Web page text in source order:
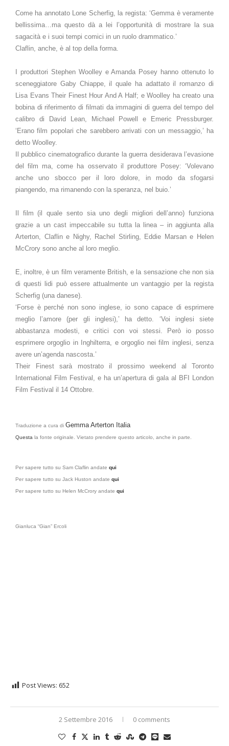
Come ha annotato Lone Scherfig, la regista: ‘Gemma è veramente
bellissima…ma questo dà a lei l’opportunità di mostrare la sua
sagacità e i suoi tempi comici in un ruolo drammatico.’
Claflin, anche, è al top della forma.
I produttori Stephen Woolley e Amanda Posey hanno ottenuto lo
sceneggiatore Gaby Chiappe, il quale ha adattato il romanzo di
Lisa Evans Their Finest Hour And A Half; e Woolley ha creato una
bobina di riferimento di filmati da immagini di guerra del tempo del
calibro di David Lean, Michael Powell e Emeric Pressburger.
‘Erano film popolari che sarebbero arrivati con un messaggio,’ ha
detto Woolley.
Il pubblico cinematografico durante la guerra desiderava l’evasione
del film ma, come ha osservato il produttore Posey: ‘Volevano
anche uno sbocco per il loro dolore, in modo da sfogarsi
piangendo, ma rimanendo con la speranza, nel buio.’
Il film (il quale sento sia uno degli migliori dell’anno) funziona
grazie a un cast impeccabile su tutta la linea – in aggiunta alla
Arterton, Claflin e Nighy, Rachel Stirling, Eddie Marsan e Helen
McCrory sono anche al loro meglio.
E, inoltre, è un film veramente British, e la sensazione che non sia
di questi lidi può essere attualmente un vantaggio per la regista
Scherfig (una danese).
‘Forse è perché non sono inglese, io sono capace di esprimere
meglio l’amore (per gli inglesi),’ ha detto. ‘Voi inglesi siete
abbastanza modesti, e critici con voi stessi. Però io posso
esprimere orgoglio in Inghilterra, e orgoglio nei film inglesi, senza
avere un’agenda nascosta.’
Their Finest sarà mostrato il prossimo weekend al Toronto
International Film Festival, e ha un’apertura di gala al BFI London
Film Festival il 14 Ottobre.
Traduzione a cura di Gemma Arterton Italia
Questa la fonte originale. Vietato prendere questo articolo, anche in parte.
Per sapere tutto su Sam Claflin andate qui
Per sapere tutto su Jack Huston andate qui
Per sapere tutto su Helen McCrory andate qui
Gianluca “Gian” Ercoli
Post Views: 652
2 Settembre 2016 0 comments